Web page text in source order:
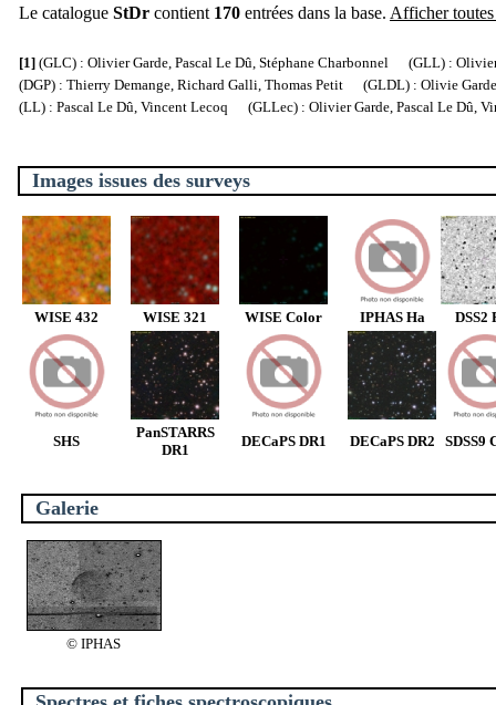
Le catalogue StDr contient 170 entrées dans la base. Afficher toutes
[1] (GLC) : Olivier Garde, Pascal Le Dû, Stéphane Charbonnel (GLL) :
(DGP) : Thierry Demange, Richard Galli, Thomas Petit (GLDL) : Olivie
(LL) : Pascal Le Dû, Vincent Lecoq (GLLec) : Olivier Garde, Pascal Le Dû,
Images issues des surveys
WISE 432 WISE 321 WISE Color IPHAS Ha DSS2
SHS
PanSTARRS
DR1
DECaPS DR1 DECaPS DR2 SDSS9
Galerie
© IPHAS